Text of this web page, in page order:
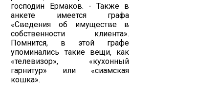
господин Ермаков. - Также в
анкете имеется графа
«Сведения об имуществе в
собственности клиента».
Помнится, в этой графе
упоминались такие вещи, как
«телевизор», «кухонный
гарнитур» или «сиамская
кошка».